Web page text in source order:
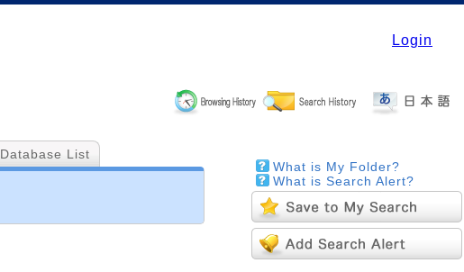
Login
What is My Folder?
What is Search Alert?
Database List